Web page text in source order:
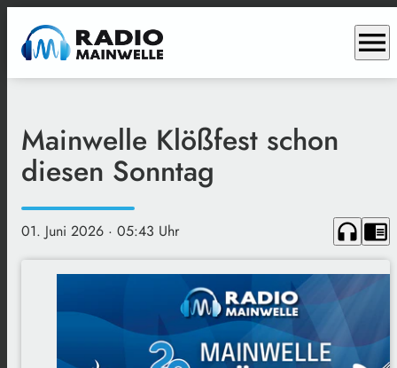
menu
Mainwelle Klößfest schon
diesen Sonntag
01. Juni 2026 · 05:43 Uhr headphones chrome_reader_mode